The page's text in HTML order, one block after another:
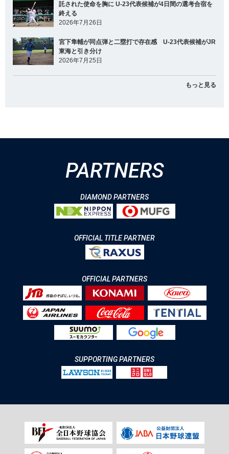
託された使命を胸に U-23代表候補が4日間の選考合宿を
終える
2026年7月26日
宮下隼輔が同点弾と二塁打で存在感 U-23代表候補がJR
東海と引き分け
2026年7月25日
もっと見る
PARTNERS
DIAMOND PARTNERS
OFFICIAL TITLE PARTNER
OFFICIAL PARTNERS
SUPPORTING PARTNERS